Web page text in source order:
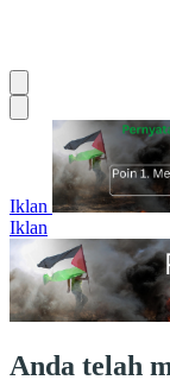
Iklan
Iklan
Anda telah